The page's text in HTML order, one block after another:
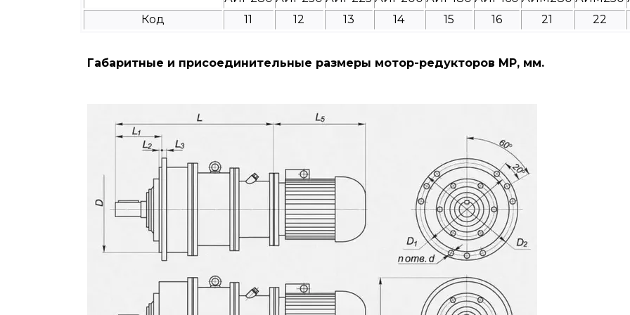
Код
11 12 13 14 15 16 21 22
Габаритные и присоединительные размеры мотор-редукторов МР, мм.